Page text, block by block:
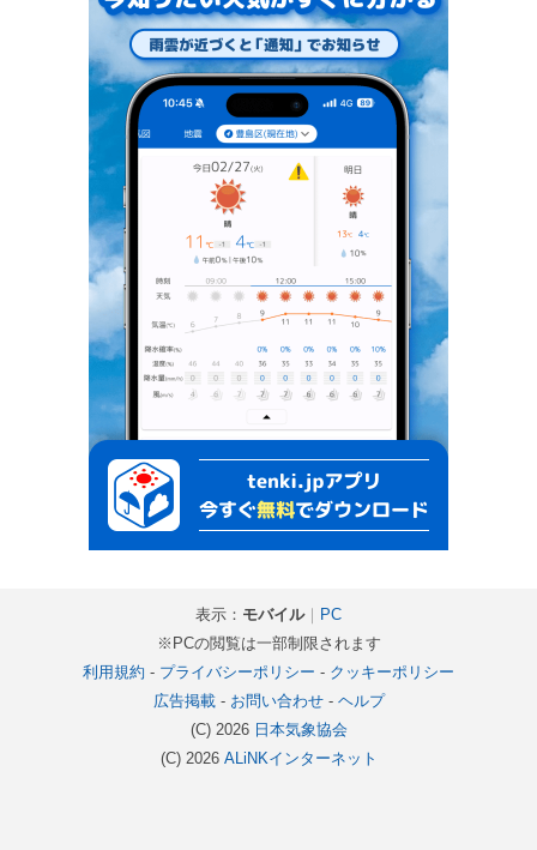
表示： モバイル｜
PC
※PCの閲覧は一部制限されます
利用規約 - プライバシーポリシー - クッキーポリシー
広告掲載- お問い合わせ- ヘルプ
(C) 2026 日本気象協会
(C) 2026 ALiNKインターネット